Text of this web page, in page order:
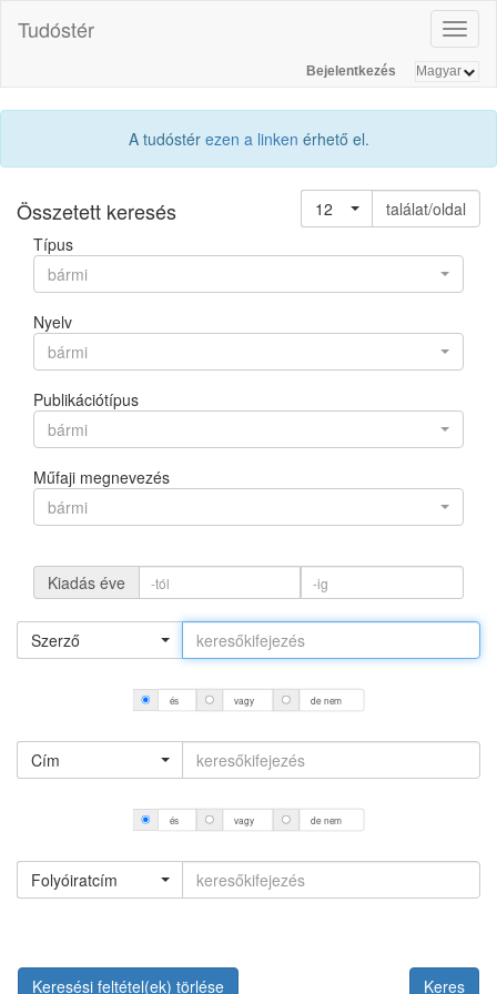
Tudóstér
Bejelentkezés
A tudóstér ezen a linken érhető el.
Összetett keresés 12
találat/oldal
Típus
bármi
Nyelv
bármi
Publikációtípus
bármi
Műfaji megnevezés
bármi
Kiadás éve
Szerző
és vagy de nem
Cím
és vagy de nem
Folyóiratcím
Keresési feltétel(ek) törlése